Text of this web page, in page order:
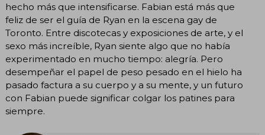
hecho más que intensificarse. Fabian está más que
feliz de ser el guía de Ryan en la escena gay de
Toronto. Entre discotecas y exposiciones de arte, y el
sexo más increíble, Ryan siente algo que no había
experimentado en mucho tiempo: alegría. Pero
desempeñar el papel de peso pesado en el hielo ha
pasado factura a su cuerpo y a su mente, y un futuro
con Fabian puede significar colgar los patines para
siempre.